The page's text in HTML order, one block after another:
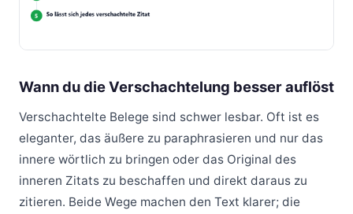
Wann du die Verschachtelung besser auflöst
Verschachtelte Belege sind schwer lesbar. Oft ist es
eleganter, das äußere zu paraphrasieren und nur das
innere wörtlich zu bringen oder das Original des
inneren Zitats zu beschaffen und direkt daraus zu
zitieren. Beide Wege machen den Text klarer; die